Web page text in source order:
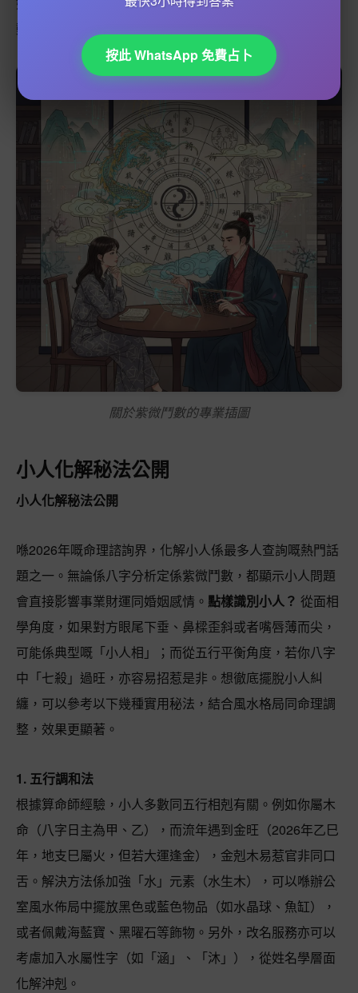
動同心態，積極面對變化，先可以真正把握機遇！
關於紫微鬥數的專業插圖
小人化解秘法公開
小人化解秘法公開
喺2026年嘅命理諮詢界，化解小人係最多人查詢嘅熱門話
題之一。無論係八字分析定係紫微鬥數，都顯示小人問題
會直接影響事業財運同婚姻感情。 點樣識別小人？ 從面相
學角度，如果對方眼尾下垂、鼻樑歪斜或者嘴唇薄而尖，
可能係典型嘅「小人相」；而從五行平衡角度，若你八字
中「七殺」過旺，亦容易招惹是非。想徹底擺脫小人糾
纏，可以參考以下幾種實用秘法，結合風水格局同命理調
整，效果更顯著。
1. 五行調和法
根據算命師經驗，小人多數同五行相剋有關。例如你屬木
命（八字日主為甲、乙），而流年遇到金旺（2026年乙巳
年，地支巳屬火，但若大運逢金），金剋木易惹官非同口
舌。解決方法係加強「水」元素（水生木），可以喺辦公
室風水佈局中擺放黑色或藍色物品（如水晶球、魚缸），
或者佩戴海藍寶、黑曜石等飾物。另外，改名服務亦可以
考慮加入水屬性字（如「涵」、「沐」），從姓名學層面
化解沖剋。
按此 WhatsApp 免費占卜